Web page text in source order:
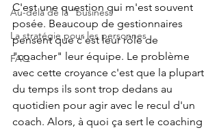
Au-delà de la "business"
La stratégie pour les personnes
FAQ
C'est une question qui m'est souvent
posée. Beaucoup de gestionnaires
pensent que c'est leur rôle de
"coacher" leur équipe. Le problème
avec cette croyance c'est que la plupart
du temps ils sont trop dedans au
quotidien pour agir avec le recul d'un
coach. Alors, à quoi ça sert le coaching